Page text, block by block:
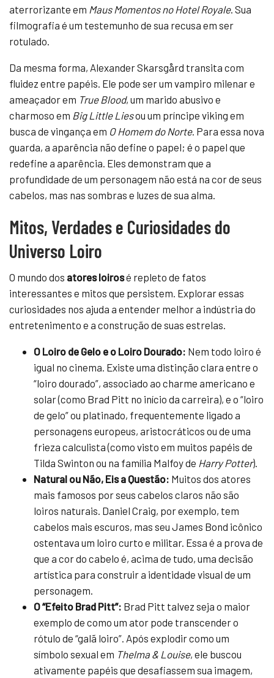
aterrorizante em Maus Momentos no Hotel Royale. Sua
filmografia é um testemunho de sua recusa em ser
rotulado.
Da mesma forma, Alexander Skarsgård transita com
fluidez entre papéis. Ele pode ser um vampiro milenar e
ameaçador em True Blood, um marido abusivo e
charmoso em Big Little Liesou um príncipe viking em
busca de vingança em O Homem do Norte. Para essa nova
guarda, a aparência não define o papel; é o papel que
redefine a aparência. Eles demonstram que a
profundidade de um personagem não está na cor de seus
cabelos, mas nas sombras e luzes de sua alma.
Mitos, Verdades e Curiosidades do
Universo Loiro
O mundo dos atores loirosé repleto de fatos
interessantes e mitos que persistem. Explorar essas
curiosidades nos ajuda a entender melhor a indústria do
entretenimento e a construção de suas estrelas.
O Loiro de Gelo e o Loiro Dourado: Nem todo loiro é
igual no cinema. Existe uma distinção clara entre o
“loiro dourado”, associado ao charme americano e
solar (como Brad Pitt no início da carreira), e o “loiro
de gelo” ou platinado, frequentemente ligado a
personagens europeus, aristocráticos ou de uma
frieza calculista (como visto em muitos papéis de
Tilda Swinton ou na família Malfoy de Harry Potter).
Natural ou Não, Eis a Questão: Muitos dos atores
mais famosos por seus cabelos claros não são
loiros naturais. Daniel Craig, por exemplo, tem
cabelos mais escuros, mas seu James Bond icônico
ostentava um loiro curto e militar. Essa é a prova de
que a cor do cabelo é, acima de tudo, uma decisão
artística para construir a identidade visual de um
personagem.
O “Efeito Brad Pitt”: Brad Pitt talvez seja o maior
exemplo de como um ator pode transcender o
rótulo de “galã loiro”. Após explodir como um
símbolo sexual em Thelma & Louise, ele buscou
ativamente papéis que desafiassem sua imagem,